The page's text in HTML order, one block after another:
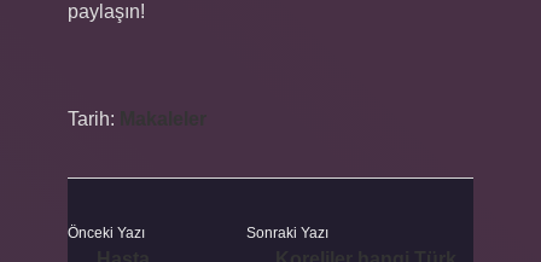
paylaşın!
Tarih:
Önceki Yazı Sonraki Yazı